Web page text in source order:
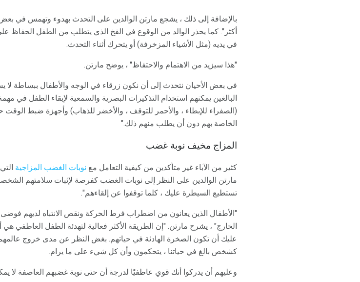
بالإضافة إلى ذلك ، يشجع مارتن الوالدين على التحدث بهدوء وتهمس في
أكثر". كما يحذر الوالد من الوقوع في الفخ الذي يتطلب من الطفل الحفاظ
في يديه (مثل الأشياء المزخرفة) أو يتحرك أثناء التحدث.
"هذا سيزيد من الاهتمام والاحتفاظ" ، يوضح مارتن.
في بعض الأحيان نتحدث إلى أن نكون زرقاء في الوجه والأطفال ببساطة لا
البالغين يمكنهم استخدام التذكيرات البصرية والسمعية لإبقاء الطفل في
(الصفراء للإبطاء ، والأحمر للتوقف ، والأخضر للذهاب) وأجهزة ضبط
الخاصة بهم دون أن يطلب منهم ذلك."
المزاج مخيف نوبة غضب
كثير من الآباء غير متأكدين من كيفية التعامل مع نوبات الغضب المزاجية
مارتن الوالدين على النظر إلى نوبات الغضب كفرصة لإثبات سلامتهم
تستطيع السيطرة عليك ، كلما توقفوا عن إلقاءهم".
"الأطفال الذين يعانون من اضطراب فرط الحركة ونقص الانتباه لديهم فوضى
الخارج" ، يشرح مارتن. "إن الطريقة الأكثر فعالية لتهدئة الطفل العاطفي
عليك أن تكون الصخرة الهادئة في حياتهم. بغض النظر عن مدى خروج
كشخص بالغ في حياتنا ، يتحكمون وأن كل شيء على ما يرام.
وعليهم أن يدركوا أنك قوي عاطفيًا لدرجة أن حتى نوبة غضبهم العاصفة لا